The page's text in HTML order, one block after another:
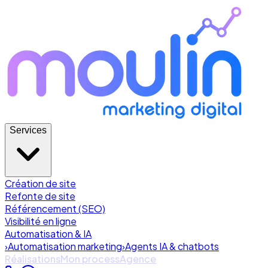
Services
Création de site
Refonte de site
Référencement (SEO)
Visibilité en ligne
Automatisation & IA
›Automatisation marketing›Agents IA & chatbots
RéalisationsMon processAgence